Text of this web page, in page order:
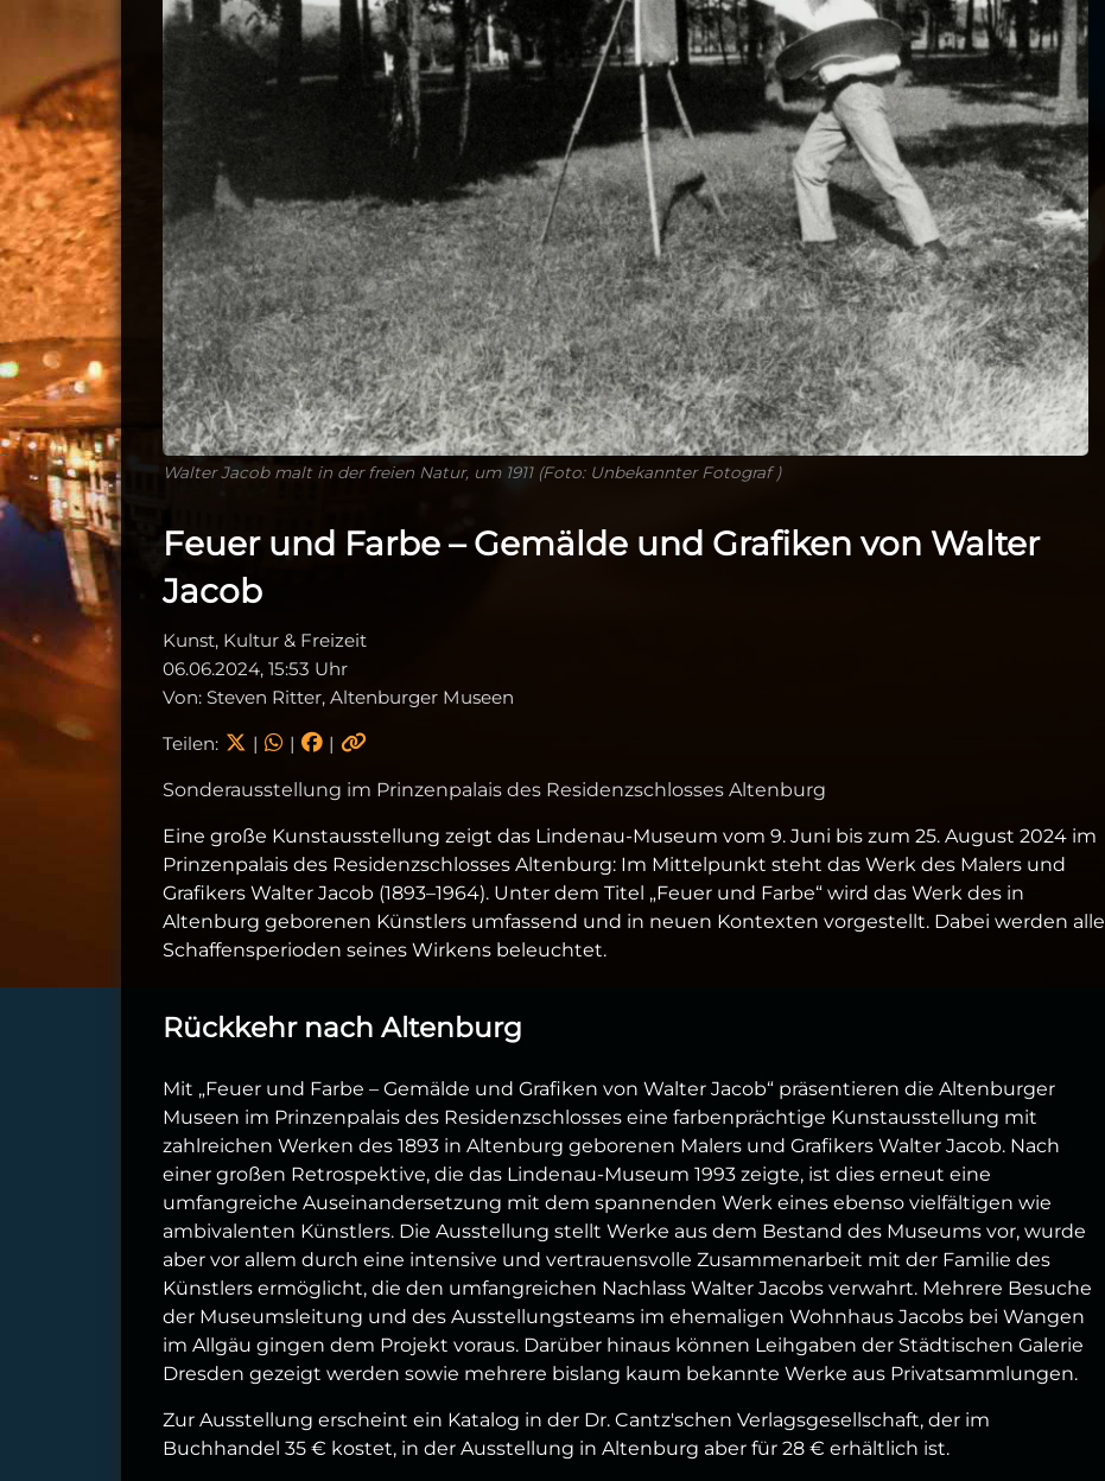
Walter Jacob malt in der freien Natur, um 1911 (Foto: Unbekannter Fotograf )
Feuer und Farbe – Gemälde und Grafiken von Walter
Jacob
Kunst, Kultur & Freizeit
06.06.2024, 15:53 Uhr
Von: Steven Ritter, Altenburger Museen
Teilen: | | |
Sonderausstellung im Prinzenpalais des Residenzschlosses Altenburg
Eine große Kunstausstellung zeigt das Lindenau-Museum vom 9. Juni bis zum 25. August 2024 im
Prinzenpalais des Residenzschlosses Altenburg: Im Mittelpunkt steht das Werk des Malers und
Grafikers Walter Jacob (1893–1964). Unter dem Titel „Feuer und Farbe“ wird das Werk des in
Altenburg geborenen Künstlers umfassend und in neuen Kontexten vorgestellt. Dabei werden alle
Schaffensperioden seines Wirkens beleuchtet.
Rückkehr nach Altenburg
Mit „Feuer und Farbe – Gemälde und Grafiken von Walter Jacob“ präsentieren die Altenburger
Museen im Prinzenpalais des Residenzschlosses eine farbenprächtige Kunstausstellung mit
zahlreichen Werken des 1893 in Altenburg geborenen Malers und Grafikers Walter Jacob. Nach
einer großen Retrospektive, die das Lindenau-Museum 1993 zeigte, ist dies erneut eine
umfangreiche Auseinandersetzung mit dem spannenden Werk eines ebenso vielfältigen wie
ambivalenten Künstlers. Die Ausstellung stellt Werke aus dem Bestand des Museums vor, wurde
aber vor allem durch eine intensive und vertrauensvolle Zusammenarbeit mit der Familie des
Künstlers ermöglicht, die den umfangreichen Nachlass Walter Jacobs verwahrt. Mehrere Besuche
der Museumsleitung und des Ausstellungsteams im ehemaligen Wohnhaus Jacobs bei Wangen
im Allgäu gingen dem Projekt voraus. Darüber hinaus können Leihgaben der Städtischen Galerie
Dresden gezeigt werden sowie mehrere bislang kaum bekannte Werke aus Privatsammlungen.
Zur Ausstellung erscheint ein Katalog in der Dr. Cantz'schen Verlagsgesellschaft, der im
Buchhandel 35 € kostet, in der Ausstellung in Altenburg aber für 28 € erhältlich ist.